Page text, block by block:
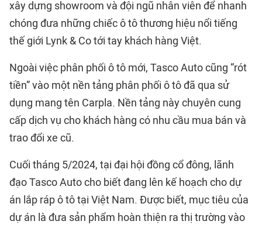
xây dựng showroom và đội ngũ nhân viên để nhanh
chóng đưa những chiếc ô tô thương hiệu nổi tiếng
thế giới Lynk & Co tới tay khách hàng Việt.
Ngoài việc phân phối ô tô mới, Tasco Auto cũng “rót
tiền” vào một nền tảng phân phối ô tô đã qua sử
dụng mang tên Carpla. Nền tảng này chuyên cung
cấp dịch vụ cho khách hàng có nhu cầu mua bán và
trao đổi xe cũ.
Cuối tháng 5/2024, tại đại hội đồng cổ đông, lãnh
đạo Tasco Auto cho biết đang lên kế hoạch cho dự
án lắp ráp ô tô tại Việt Nam. Được biết, mục tiêu của
dự án là đưa sản phẩm hoàn thiện ra thị trường vào